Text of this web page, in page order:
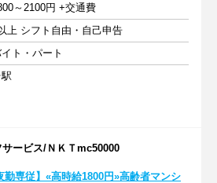
～2100円 +交通費
上 シフト自由・自己申告
ト・パート
ービス/ＮＫＴmc50000
勤専従】«高時給1800円»高齢者マンシ